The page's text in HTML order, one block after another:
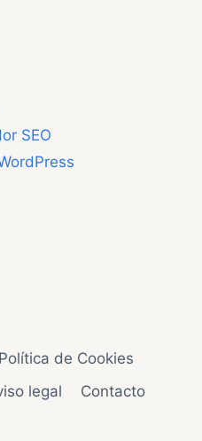
SEO
Política de Cookies
legal
Contacto